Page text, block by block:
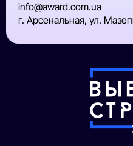
info@award.com.ua
г. Арсенальная, ул.